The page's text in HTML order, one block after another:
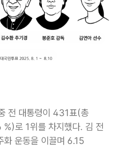
전 대통령이 431표(총
로 1위를 차지했다. 김 전
운동을 이끌며 6.15